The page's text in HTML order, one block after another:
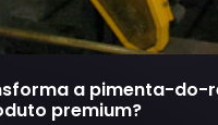
a pimenta-do-
premium?